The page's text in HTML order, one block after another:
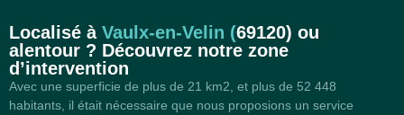
Localisé à Vaulx-en-Velin (69120) ou
alentour ? Découvrez notre zone
d’intervention
Avec une superficie de plus de 21 km2, et plus de 52 448
habitants, il était nécessaire que nous proposions un service